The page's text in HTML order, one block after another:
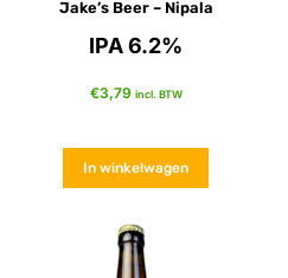
Jake’s Beer – Nipala
IPA 6.2%
€3,79 incl. BTW
In winkelwagen